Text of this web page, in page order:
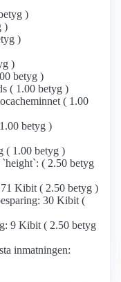
)
)
)
)
betyg )
( 1.00 betyg )
( 1.00
betyg )
( 1.00 betyg )
( 2.50 betyg
Kibit ( 2.50 betyg )
30 Kibit (
9 Kibit ( 2.50 betyg
inmatningen: